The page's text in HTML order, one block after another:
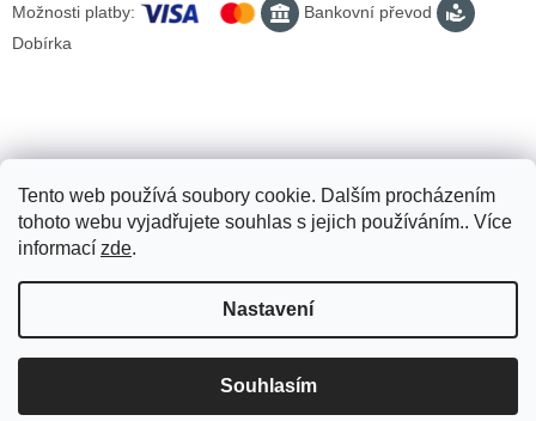
Tento web používá soubory cookie. Dalším procházením
tohoto webu vyjadřujete souhlas s jejich používáním.. Více
informací zde.
Nastavení
Souhlasím
Možnosti platby:
Bankovní převod
Dobírka
Vytvořil Shoptet
Scooter-tuning.cz. Všechna práva vyhrazena.